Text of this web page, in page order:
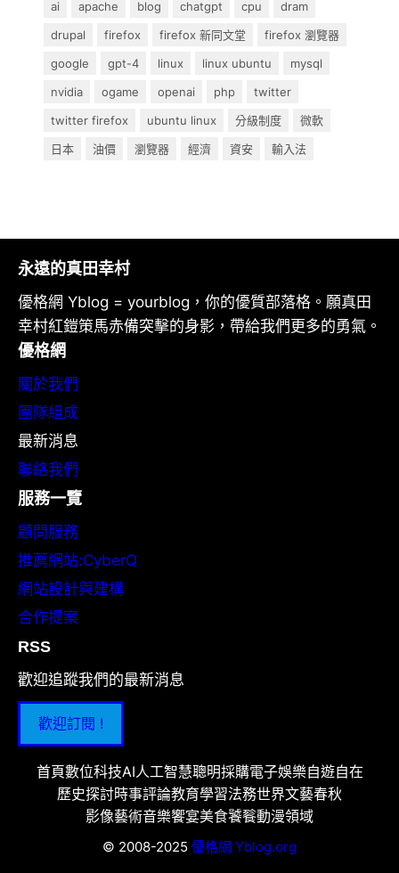
ai apache blog chatgpt cpu
dram
drupal
firefox firefox 新同文堂
firefox 瀏覽器
google
gpt-4 linux linux ubuntu
mysql
nvidia
ogame openai php
twitter
twitter firefox
ubuntu linux 分級制度
微軟
日本
油價 瀏覽器 經濟 資安 輸入法
永遠的真田幸村
優格網 Yblog = yourblog，你的優質部落格。願真田
幸村紅鎧策馬赤備突擊的身影，帶給我們更多的勇氣。
優格網
關於我們
團隊組成
最新消息
聯絡我們
服務一覽
顧問服務
推薦網站:CyberQ
網站設計與建構
合作提案
RSS
歡迎追蹤我們的最新消息
歡迎訂閱 !
首頁數位科技AI人工智慧聰明採購電子娛樂自遊自在
歷史探討時事評論教育學習法務世界文藝春秋
影像藝術音樂饗宴美食饕餮動漫領域
© 2008-2025 優格網 Yblog.org